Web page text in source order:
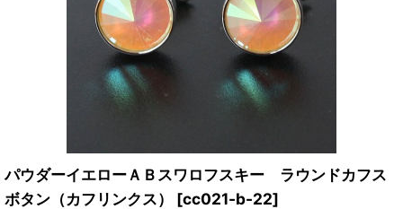
パウダーイエローＡＢスワロフスキー ラウンドカフス
ボタン（カフリンクス）
[cc021-b-22]